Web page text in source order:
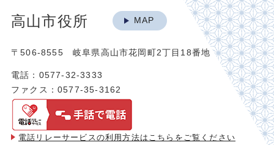
高山市役所 MAP
〒506-8555 岐阜県高山市花岡町2丁目18番地
電話：0577-32-3333
ファクス：0577-35-3162
電話リレーサービスの利用方法は こちらをご覧ください